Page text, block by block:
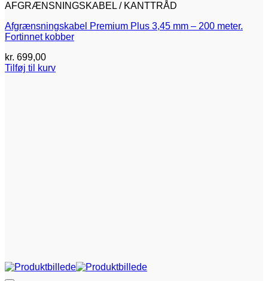
AFGRÆNSNINGSKABEL / KANTTRÅD
Afgrænsningskabel Premium Plus 3,45 mm – 200 meter.
Fortinnet kobber
kr. 699,00
Tilføj til kurv